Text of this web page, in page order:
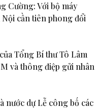
Cường: Với bộ máy
cần tiên phong đổi
Tổng Bí thư Tô Lâm
và thông điệp gửi nhân
nước dự Lễ công bố các